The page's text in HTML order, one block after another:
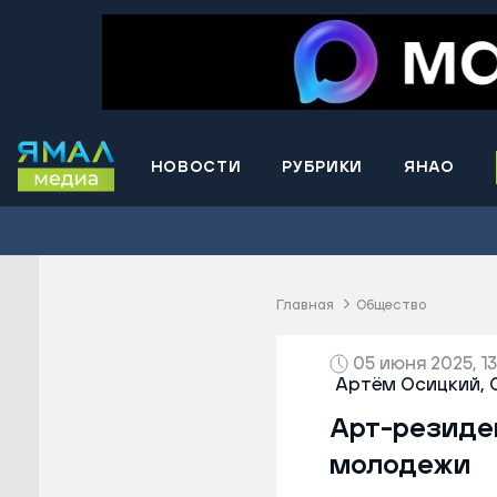
НОВОСТИ РУБРИКИ ЯНАО
район
Новый
Ноябрьск
Главная Общество
05 июня 2025,
Артём Осицкий,
Арт-
молодежи